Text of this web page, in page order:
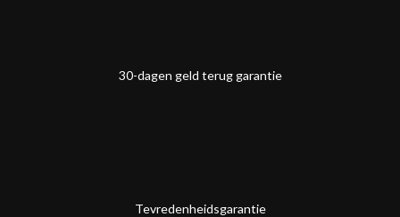
30-dagen geld terug garantie
Tevredenheidsgarantie